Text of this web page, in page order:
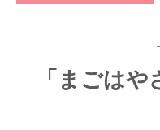
「まごはや